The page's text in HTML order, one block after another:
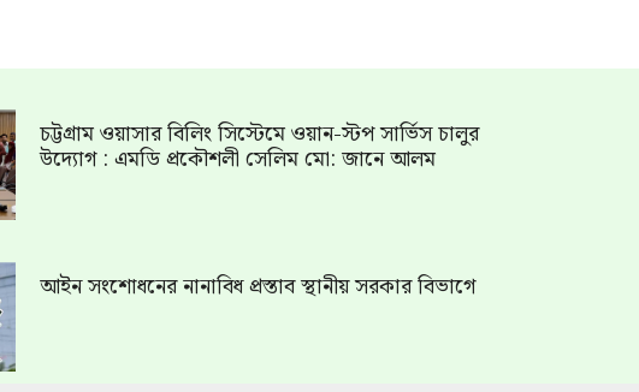
চট্টগ্রাম ওয়াসার বিলিং সিস্টেমে ওয়ান-স্টপ সার্ভিস চালুর
উদ্যোগ : এমডি প্রকৌশলী সেলিম মো: জানে আলম
আইন সংশোধনের নানাবিধ প্রস্তাব স্থানীয় সরকার বিভাগে